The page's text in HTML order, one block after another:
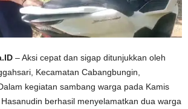
– Aksi cepat dan sigap ditunjukkan oleh
Kecamatan Cabangbungin,
kegiatan sambang warga pada Kamis
berhasil menyelamatkan dua warga